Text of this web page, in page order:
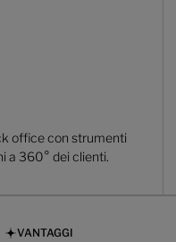
office con strumenti
a 360° dei clienti.
VANTAGGI